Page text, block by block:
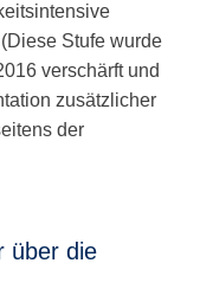
Stufe wurde
verschärft und
zusätzlicher
der
über die